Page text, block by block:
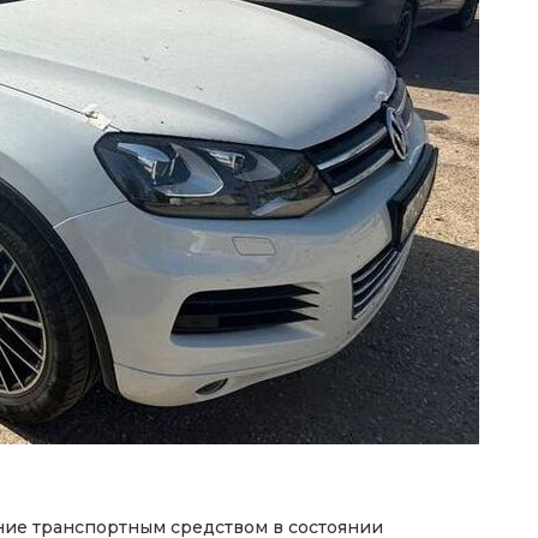
транспортным средством в состоянии